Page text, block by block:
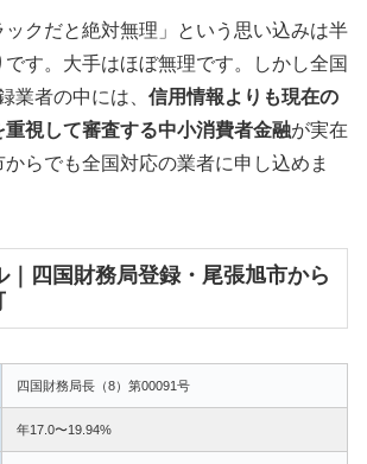
ックだと絶対無理」という思い込みは半
す。大手はほぼ無理です。しかし全国
業者の中には、 信用情報よりも現在の
重視して審査する中小消費者金融が実在
からでも全国対応の業者に申し込めま
四国財務局登録・尾張旭市から
四国財務局長（8）第00091号
年17.0〜19.94%